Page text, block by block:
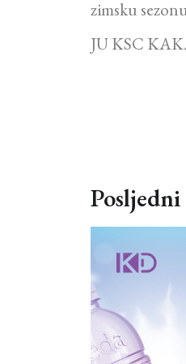
zimsku
JU KSC